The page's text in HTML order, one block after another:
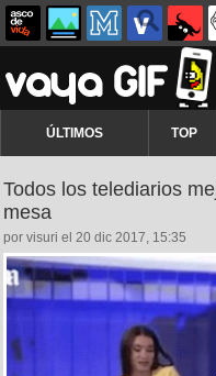
ÚLTIMOS TOP
Todos los telediarios
mesa
por visuri el 20 dic 2017, 15:35